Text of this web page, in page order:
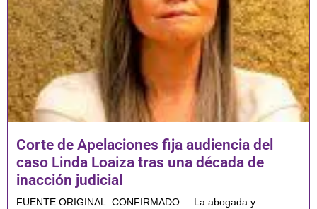
Corte de Apelaciones fija audiencia del
caso Linda Loaiza tras una década de
inacción judicial
FUENTE ORIGINAL: CONFIRMADO. – La abogada y